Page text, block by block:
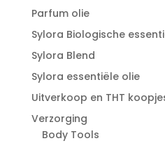
Parfum olie
Sylora Biologische
Sylora Blend
Sylora essentiële olie
Uitverkoop en THT
Verzorging
Body Tools